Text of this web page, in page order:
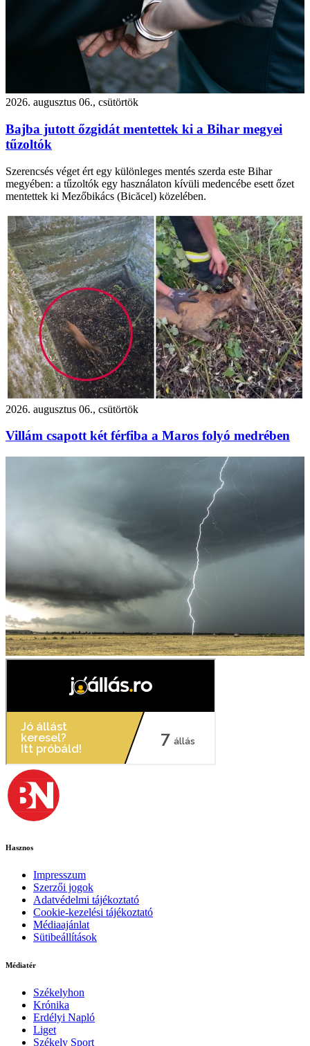
2026. augusztus 06., csütörtök
Bajba jutott őzgidát mentettek ki a Bihar megyei
tűzoltók
Szerencsés véget ért egy különleges mentés szerda este Bihar
megyében: a tűzoltók egy használaton kívüli medencébe esett őzet
mentettek ki Mezőbikács (Bicăcel) közelében.
2026. augusztus 06., csütörtök
Villám csapott két férfiba a Maros folyó medrében
Hasznos
Impresszum
Szerzői jogok
Adatvédelmi tájékoztató
Cookie-kezelési tájékoztató
Médiaajánlat
Sütibeállítások
Médiatér
Székelyhon
Krónika
Erdélyi Napló
Liget
Székely Sport